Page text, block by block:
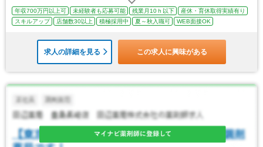
年収700万円以上可 未経験者も応募可能 残業月10ｈ以下
産休・育休取得実績有り
スキルアップ
店舗数30以上 積極採用中 夏～秋入職可 WEB面接OK
求人の詳細を見る この求人に興味がある